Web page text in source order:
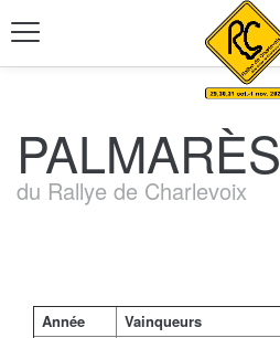
PALMARÈS
du Rallye de Charlevoix
Année Vainqueurs